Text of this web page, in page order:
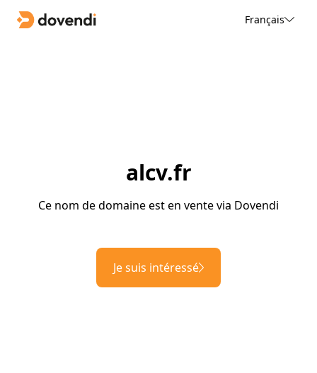
Français
alcv.fr
Ce nom de domaine est en vente via Dovendi
Je suis intéressé